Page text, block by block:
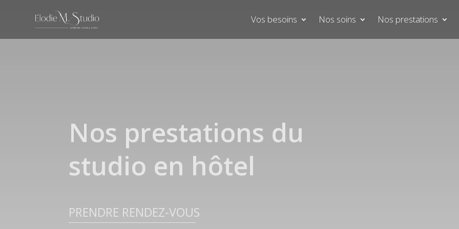
Vos besoins Nos soins Nos prestations
Nos prestations du
studio en hôtel
PRENDRE RENDEZ-VOUS